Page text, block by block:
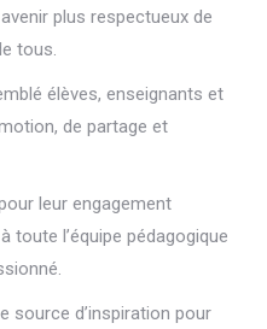
plus respectueux de
tous.
élèves, enseignants et
de partage et
leur engagement
toute l’équipe pédagogique
source d’inspiration pour